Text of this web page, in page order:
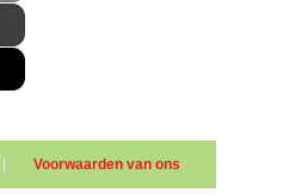
| Voorwaarden van ons